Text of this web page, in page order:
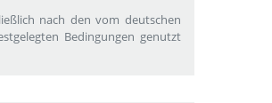
nach den vom deutschen
Bedingungen genutzt